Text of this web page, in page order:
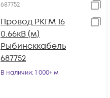
687752
Провод РКГМ 16
0.66кВ (м)
Рыбинсккабель
687752
В наличии: 1 000+ м